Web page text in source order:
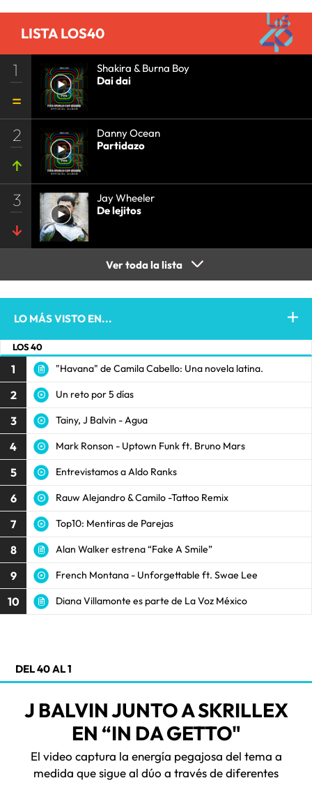
LISTA LOS40
1
Shakira & Burna Boy
Dai dai
2
Danny Ocean
Partidazo
3
Jay Wheeler
De lejitos
Ver toda la lista
LO MÁS VISTO EN...
LOS 40
1 "Havana" de Camila Cabello: Una novela latina.
2 Un reto por 5 días
3 Tainy, J Balvin - Agua
4 Mark Ronson - Uptown Funk ft. Bruno Mars
5 Entrevistamos a Aldo Ranks
6 Rauw Alejandro & Camilo -Tattoo Remix
7 Top10: Mentiras de Parejas
8 Alan Walker estrena “Fake A Smile”
9 French Montana - Unforgettable ft. Swae Lee
10 Diana Villamonte es parte de La Voz México
DEL 40 AL 1
J BALVIN JUNTO A SKRILLEX
EN “IN DA GETTO"
El video captura la energía pegajosa del tema a
medida que sigue al dúo a través de diferentes